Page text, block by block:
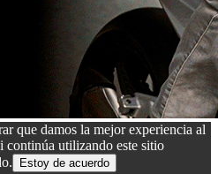
que damos la mejor experiencia al
continúa utilizando este sitio
Estoy de acuerdo